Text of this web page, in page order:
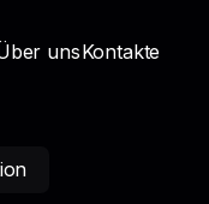
unsKontakte